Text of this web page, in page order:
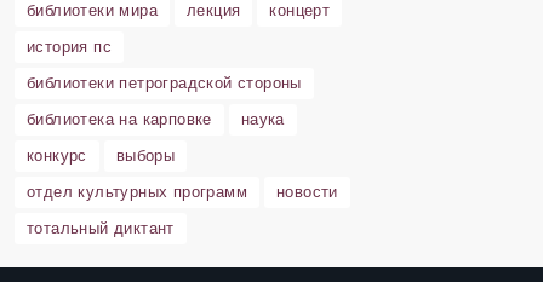
библиотеки мира
лекция
концерт
история пс
библиотеки петроградской стороны
библиотека на карповке
наука
конкурс
выборы
отдел культурных программ
новости
тотальный диктант